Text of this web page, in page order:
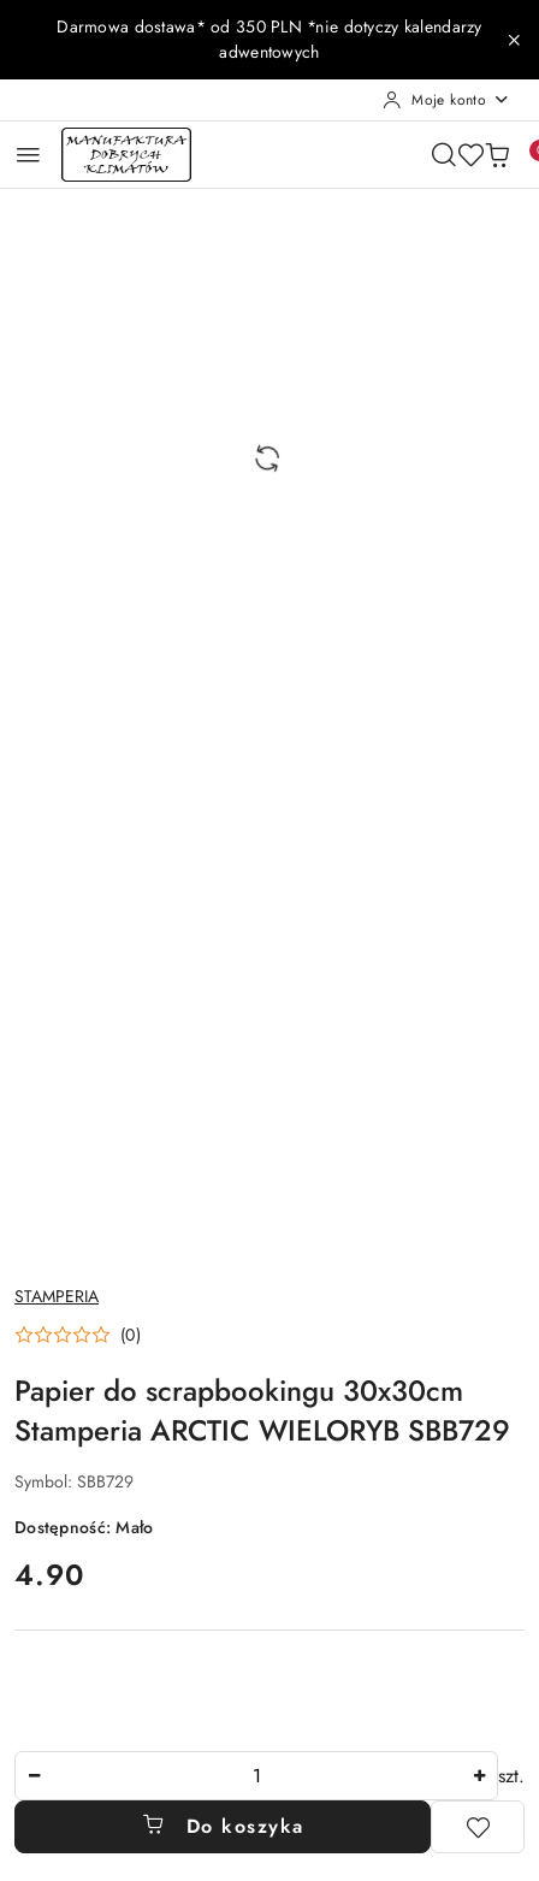
Przejdź do treści głównej
Przejdź do wyszukiwarki
Przejdź do moje konto
Przejdź do menu głównego
Przejdź do opisu produktu
Przejdź do stopki
Darmowa dostawa* od 350 PLN *nie dotyczy kalendarzy
adwentowych
Moje konto
NAZWA
PRODUCENTA:
STAMPERIA
(0)
Papier do scrapbookingu 30x30cm
Stamperia ARCTIC WIELORYB SBB729
Symbol: SBB729
Dostępność:Mało
cena:
4.90
szt.
Do koszyka